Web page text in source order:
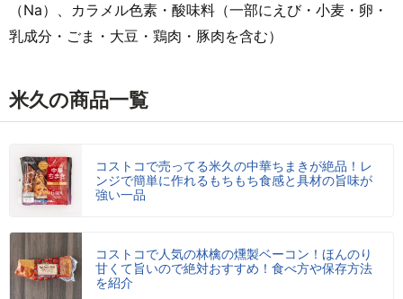
（Na）、カラメル色素・酸味料（一部にえび・小麦・卵・
乳成分・ごま・大豆・鶏肉・豚肉を含む）
米久の商品一覧
コストコで売ってる米久の中華ちまきが絶品！レ
ンジで簡単に作れるもちもち食感と具材の旨味が
強い一品
コストコで人気の林檎の燻製ベーコン！ほんのり
甘くて旨いので絶対おすすめ！食べ方や保存方法
を紹介